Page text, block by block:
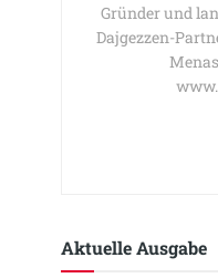
Gründer und
Dajgezzen-
Aktuelle Ausgabe​